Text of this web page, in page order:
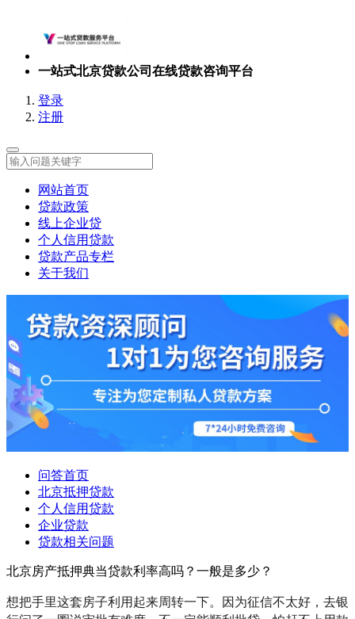
一站式北京贷款公司在线贷款咨询平台
登录
注册
网站首页
贷款政策
线上企业贷
个人信用贷款
贷款产品专栏
关于我们
问答首页
北京抵押贷款
个人信用贷款
企业贷款
贷款相关问题
北京房产抵押典当贷款利率高吗？一般是多少？
想把手里这套房子利用起来周转一下。因为征信不太好，去银